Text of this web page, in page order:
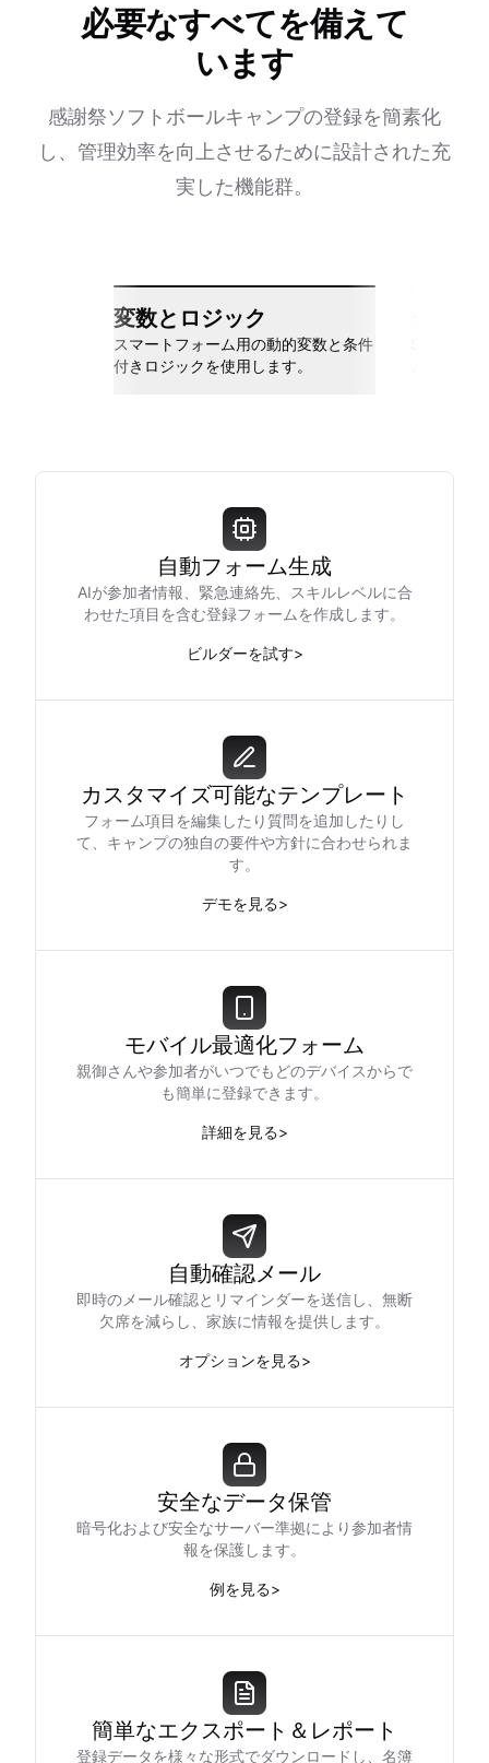
必要なすべてを備えて
います
感謝祭ソフトボールキャンプの登録を簡素化
し、管理効率を向上させるために設計された充
実した機能群。
変数とロジック
スマートフォーム用の動的変数と条件
付きロジックを使用します。
自動フォーム生成
AIが参加者情報、緊急連絡先、スキルレベルに合
わせた項目を含む登録フォームを作成します。
ビルダーを試す>
カスタマイズ可能なテンプレート
フォーム項目を編集したり質問を追加したりし
て、キャンプの独自の要件や方針に合わせられま
す。
デモを見る>
モバイル最適化フォーム
親御さんや参加者がいつでもどのデバイスからで
も簡単に登録できます。
詳細を見る>
自動確認メール
即時のメール確認とリマインダーを送信し、無断
欠席を減らし、家族に情報を提供します。
オプションを見る>
安全なデータ保管
暗号化および安全なサーバー準拠により参加者情
報を保護します。
例を見る>
簡単なエクスポート＆レポート
登録データを様々な形式でダウンロードし、名簿